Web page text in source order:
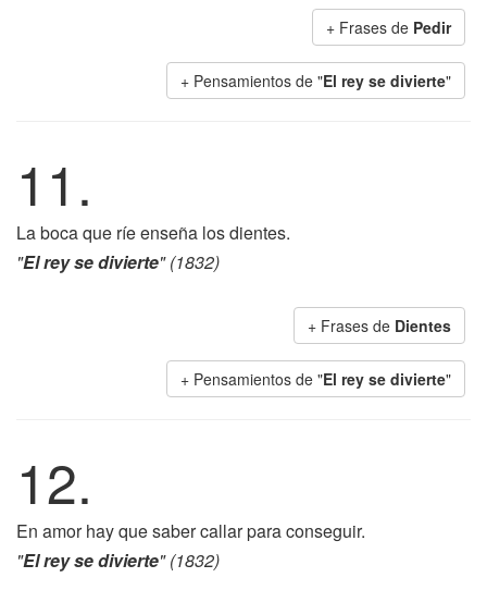
+ Frases de Pedir
+ Pensamientos de "El rey se divierte"
11.
La boca que ríe enseña los dientes.
"El rey se divierte" (1832)
+ Frases de Dientes
+ Pensamientos de "El rey se divierte"
12.
En amor hay que saber callar para conseguir.
"El rey se divierte" (1832)